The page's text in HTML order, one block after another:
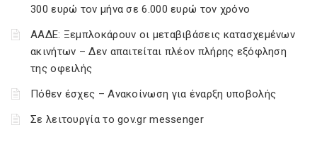
300 ευρώ τον μήνα σε 6.000 ευρώ τον χρόνο
ΑΑΔΕ: Ξεμπλοκάρουν οι μεταβιβάσεις κατασχεμένων
ακινήτων – Δεν απαιτείται πλέον πλήρης εξόφληση
της οφειλής
Πόθεν έσχες – Ανακοίνωση για έναρξη υποβολής
Σε λειτουργία το gov.gr messenger